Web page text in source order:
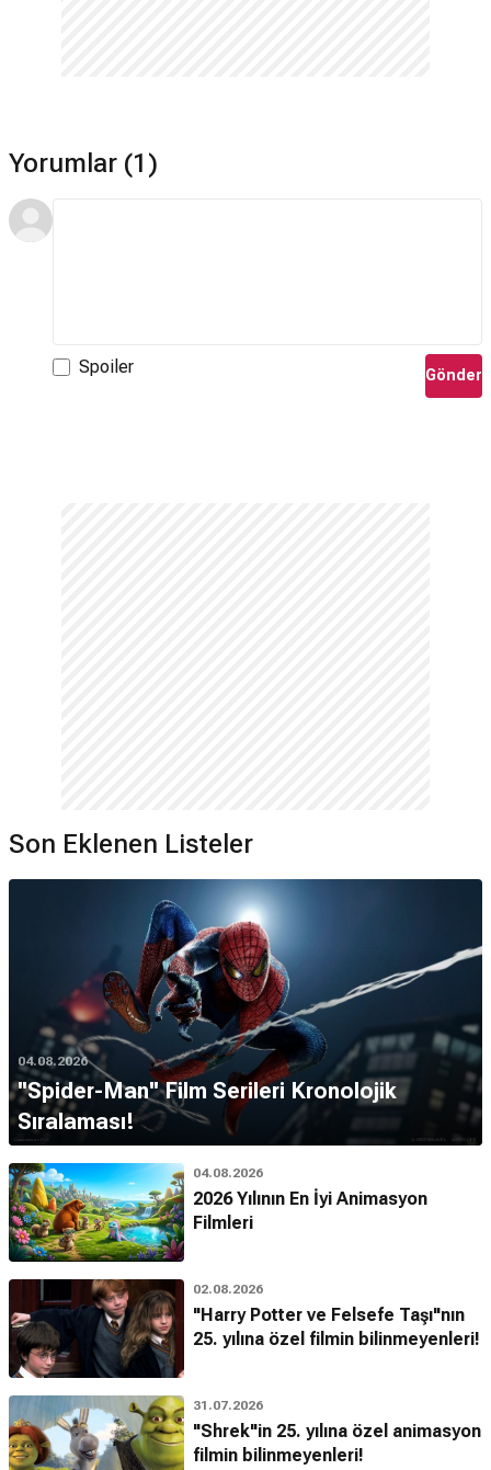
Yorumlar (1)
Spoiler Gönder
Son Eklenen Listeler
04.08.2026
''Spider-Man'' Film Serileri Kronolojik
Sıralaması!
04.08.2026
2026 Yılının En İyi Animasyon
Filmleri
02.08.2026
"Harry Potter ve Felsefe Taşı"nın
25. yılına özel filmin bilinmeyenleri!
31.07.2026
"Shrek"in 25. yılına özel animasyon
filmin bilinmeyenleri!